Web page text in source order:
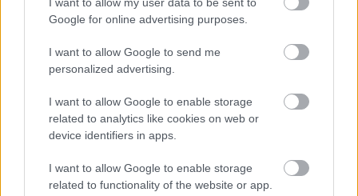
Google for online advertising purposes.
I want to allow Google to send me
personalized advertising.
I want to allow Google to enable storage
related to analytics like cookies on web or
device identifiers in apps.
I want to allow Google to enable storage
related to functionality of the website or app.
επίδραση ενός κβάζαρ στο σύμπαν –
Τι ανακάλυψαν